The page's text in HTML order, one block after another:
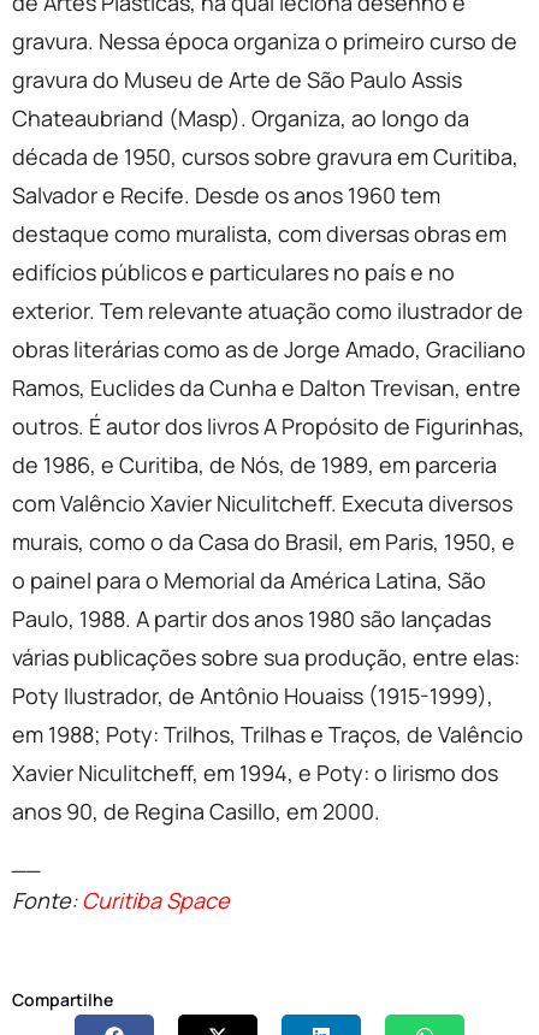
gravura. Nessa época organiza o primeiro curso de
gravura do Museu de Arte de São Paulo Assis
Chateaubriand (Masp). Organiza, ao longo da
década de 1950, cursos sobre gravura em Curitiba,
Salvador e Recife. Desde os anos 1960 tem
destaque como muralista, com diversas obras em
edifícios públicos e particulares no país e no
exterior. Tem relevante atuação como ilustrador de
obras literárias como as de Jorge Amado, Graciliano
Ramos, Euclides da Cunha e Dalton Trevisan, entre
outros. É autor dos livros A Propósito de Figurinhas,
de 1986, e Curitiba, de Nós, de 1989, em parceria
com Valêncio Xavier Niculitcheff. Executa diversos
murais, como o da Casa do Brasil, em Paris, 1950, e
o painel para o Memorial da América Latina, São
Paulo, 1988. A partir dos anos 1980 são lançadas
várias publicações sobre sua produção, entre elas:
Poty Ilustrador, de Antônio Houaiss (1915-1999),
em 1988; Poty: Trilhos, Trilhas e Traços, de Valêncio
Xavier Niculitcheff, em 1994, e Poty: o lirismo dos
anos 90, de Regina Casillo, em 2000.
Fonte:Curitiba Space
Compartilhe